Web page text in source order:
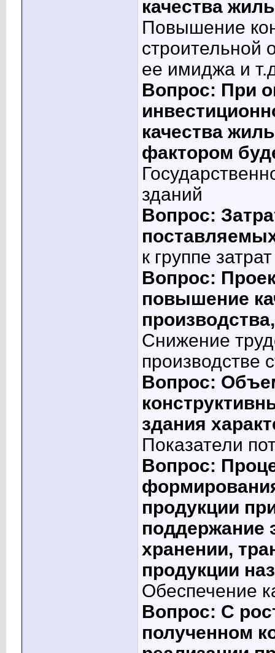
качества
Повышение
строительной
ее имиджа и
Вопрос: При
качества
фактором
зданий
Вопрос:
к группе
Вопрос:
повышение
Снижение
производстве
Вопрос:
здания
Показатели
Вопрос:
продукции
поддержание
хранении,
продукции
Обеспечение
Вопрос: С
полученном